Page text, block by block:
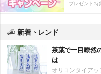
プレゼント特
新着トレンド
茶葉で一目瞭然
は
オリコンタイアッ